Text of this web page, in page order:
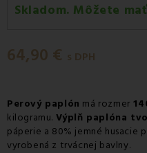
Skladom. Môžete
Pondelok 10.08
64,90 € s DPH
Perový paplón má rozmer
kilogramu. Výplň paplóna
páperie a 80% jemné husacie
vyrobená z trvácnej bavlny.